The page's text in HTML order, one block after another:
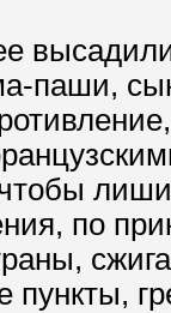
паши,
по